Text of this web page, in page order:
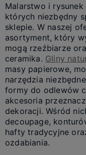
Malarstwo i
których niezbędny
sklepie. W naszej
asortyment, który
mogą rzeźbiarze
ceramika. Gliny
masy papierowe,
narzędzia
formy do odlewów
akcesoria
dekoracji. Wśród
decoupage,
hafty tradycyjne
ozdabiania.